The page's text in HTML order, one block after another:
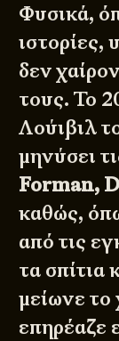
Φυσικά,
ιστορίες,
δεν
τους. Το
Λούιβιλ
μηνύσει
Forman,
καθώς,
από τις
τα σπίτια
μείωνε το
επηρέαζε